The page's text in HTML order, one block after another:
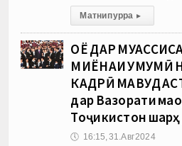
Матни пурра ▸
ОЁ ДАР
МИЁНАИ УМУМӢ
КАДРӢ МАВҶУД
дар Вазорати
Тоҷикистон
🕔 16:15, 31.Авг 2024